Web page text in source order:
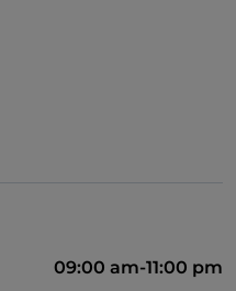
09:00 am-11:00 pm